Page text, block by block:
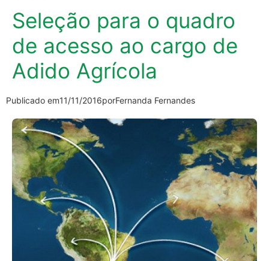
Seleção para o quadro
de acesso ao cargo de
Adido Agrícola
Publicado em11/11/2016porFernanda Fernandes